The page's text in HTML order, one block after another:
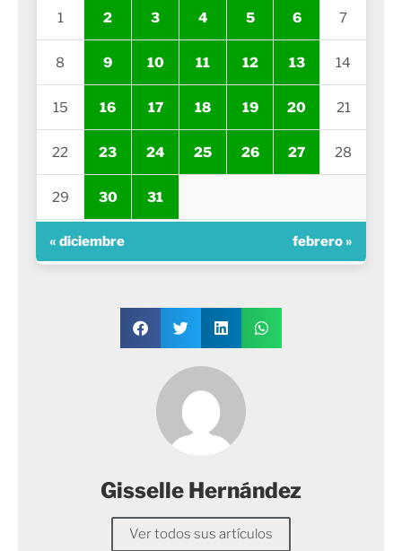
1 2 3 4 5 6 7
8 9 10 11 12 13 14
15 16 17 18 19 20 21
22 23 24 25 26 27 28
29 30 31
« diciembre febrero »
Gisselle Hernández
Ver todos sus artículos